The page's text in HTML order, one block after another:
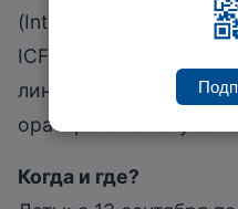
(International College
ICF, специалист по
лингвопсихолог,
ораторского
Когда и где?